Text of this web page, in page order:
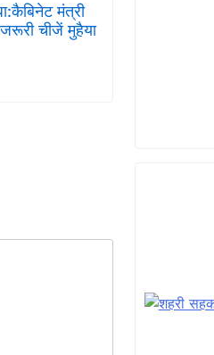
मंत्री
चीजें मुहैया